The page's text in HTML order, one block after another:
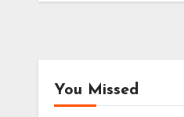
You Missed